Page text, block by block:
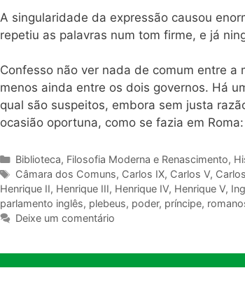
A singularidade da expressão causou
repetiu as palavras num tom firme, e já
Confesso não ver nada de comum entre
menos ainda entre os dois governos. Há
qual são suspeitos, embora sem justa
ocasião oportuna, como se fazia em
Categorias
Biblioteca, Filosofia Moderna e Renascimento,
Tags
Câmara dos Comuns, Carlos IX, Carlos V,
Henrique II, Henrique III, Henrique IV, Henrique V,
parlamento inglês, plebeus, poder, príncipe,
Deixe um comentário